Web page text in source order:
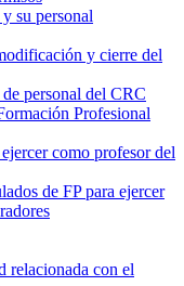
su personal
y cierre del
personal del CRC
Profesional
como profesor del
de FP para ejercer
relacionada con el